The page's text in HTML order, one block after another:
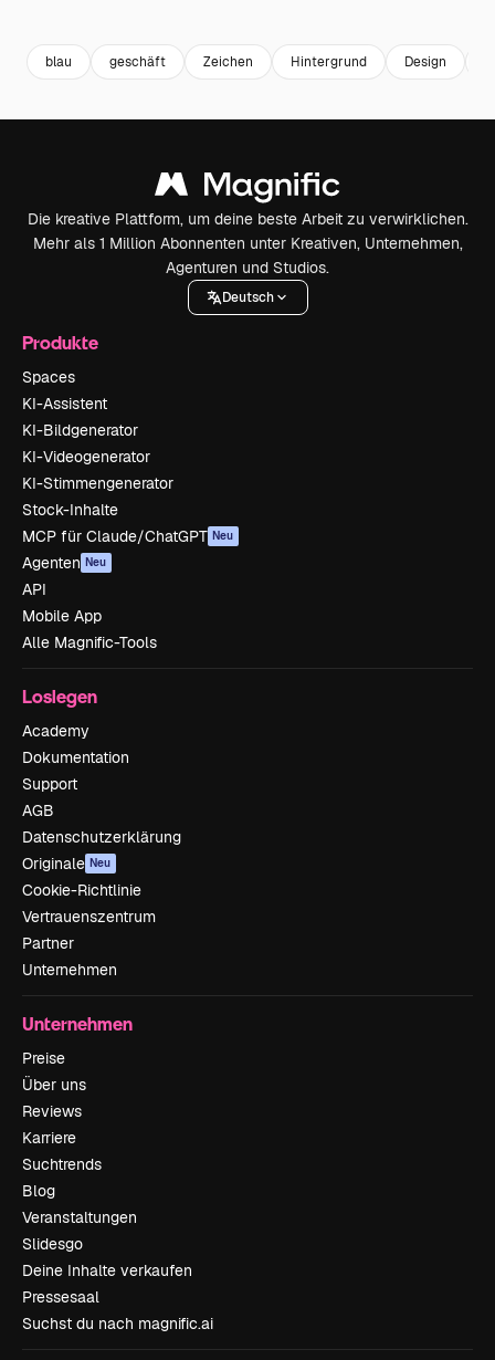
blau geschäft Zeichen Hintergrund Design
Die kreative Plattform, um deine beste Arbeit zu verwirklichen.
Mehr als 1 Million Abonnenten unter Kreativen, Unternehmen,
Agenturen und Studios.
Deutsch
Produkte
Spaces
KI-Assistent
KI-Bildgenerator
KI-Videogenerator
KI-Stimmengenerator
Stock-Inhalte
MCP für Claude/ChatGPT Neu
Agenten Neu
API
Mobile App
Alle Magnific-Tools
Loslegen
Academy
Dokumentation
Support
AGB
Datenschutzerklärung
Originale Neu
Cookie-Richtlinie
Vertrauenszentrum
Partner
Unternehmen
Unternehmen
Preise
Über uns
Reviews
Karriere
Suchtrends
Blog
Veranstaltungen
Slidesgo
Deine Inhalte verkaufen
Pressesaal
Suchst du nach magnific.ai